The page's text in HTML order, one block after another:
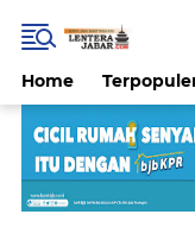
Home